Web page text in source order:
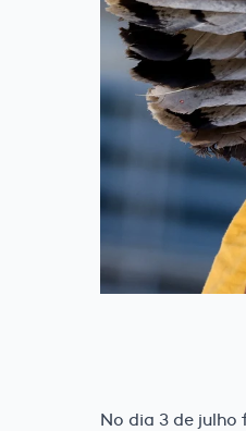
No dia 3 de